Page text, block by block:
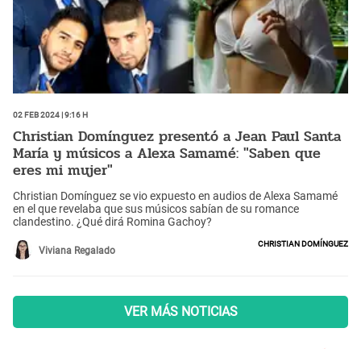
02 Feb 2024 | 9:16 h
Christian Domínguez presentó a Jean Paul Santa
María y músicos a Alexa Samamé: "Saben que
eres mi mujer"
Christian Domínguez se vio expuesto en audios de Alexa Samamé
en el que revelaba que sus músicos sabían de su romance
clandestino. ¿Qué dirá Romina Gachoy?
Viviana Regalado
Christian Domínguez
VER MÁS NOTICIAS